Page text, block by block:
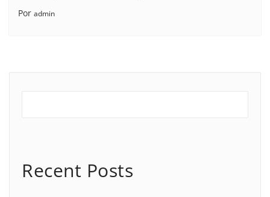
Por admin
Recent Posts